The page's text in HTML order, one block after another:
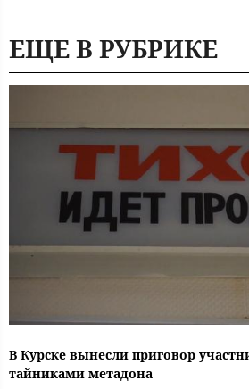
ЕЩЕ В РУБРИКЕ
В Курске вынесли приговор
тайниками метадона